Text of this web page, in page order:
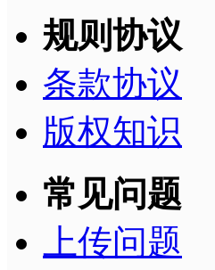
规则协议
条款协议
版权知识
常见问题
上传问题